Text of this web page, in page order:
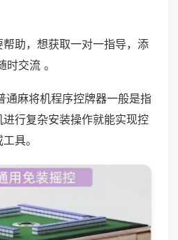
助，想获取一对一指导，添
交流 。
通麻将机程序控牌器一般是指
行复杂安装操作就能实现控
具。